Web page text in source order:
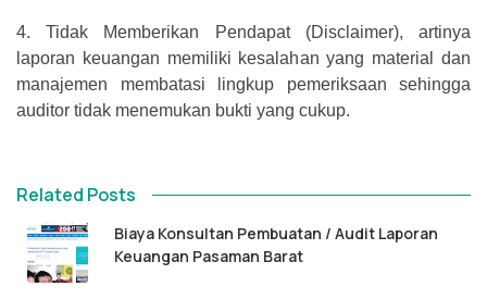
4.
Tidak Memberikan Pendapat (Disclaimer), artinya
laporan keuangan memiliki kesalahan yang material dan
manajemen membatasi lingkup pemeriksaan sehingga
auditor tidak menemukan bukti yang cukup.
Related Posts
Biaya Konsultan Pembuatan / Audit Laporan
Keuangan Pasaman Barat